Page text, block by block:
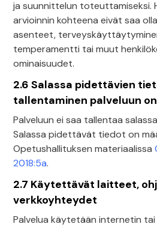
ja suunnittelun toteuttamiseksi.
arvioinnin kohteena eivät saa
asenteet,
temperamentti tai muut
ominaisuudet.
2.6 Salassa pidettävien
tallentaminen palveluun
Palveluun ei saa tallentaa
Salassa pidettävät tiedot on
Opetushallituksen materiaalissa
2018:5a.
2.7 Käytettävät laitteet,
verkkoyhteydet
Palvelua käytetään internetin